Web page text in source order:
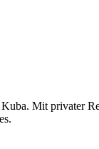
Mit privater